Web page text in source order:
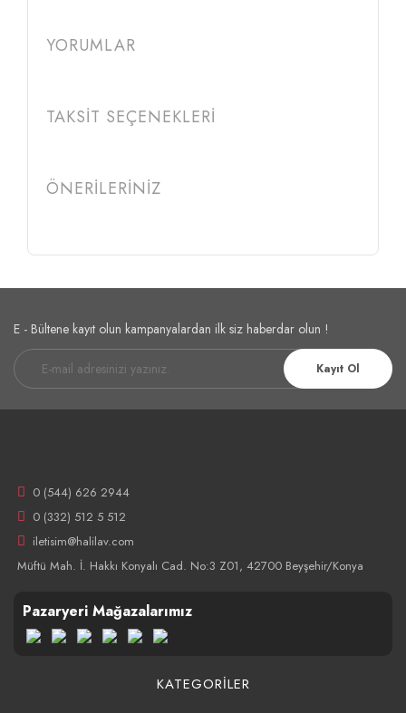
YORUMLAR
TAKSİT SEÇENEKLERİ
ÖNERİLERİNİZ
E - Bültene kayıt olun kampanyalardan ilk siz haberdar olun !
Kayıt Ol
0 (544) 626 2944
0 (332) 512 5 512
iletisim@halilav.com
Müftü Mah. İ. Hakkı Konyalı Cad. No:3 Z01, 42700 Beyşehir/Konya
Pazaryeri Mağazalarımız
KATEGORİLER